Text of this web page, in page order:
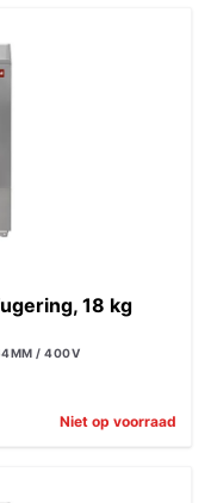
18 kg
/ 400V
Niet op voorraad